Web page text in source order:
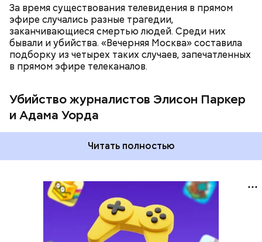
За время существования телевидения в прямом
эфире случались разные трагедии,
заканчивающиеся смертью людей. Среди них
бывали и убийства. «Вечерняя Москва» составила
подборку из четырех таких случаев, запечатленных
в прямом эфире телеканалов.
Убийство журналистов Элисон Паркер
и Адама Уорда
Фото: соцсети скриншот
Чарлстоне, которая случилась двумя месяцами
ранее. Сам Флэнаган был чернокожим, из-за чего,
по его словам, он страдал от расовой
дискриминации и издевательств на работе. Он
добавил, что Паркер однажды позволила себе
расистское высказывание в его адрес и даже его
«подсидела», а Уорд написал на него жалобу в
Читать полностью